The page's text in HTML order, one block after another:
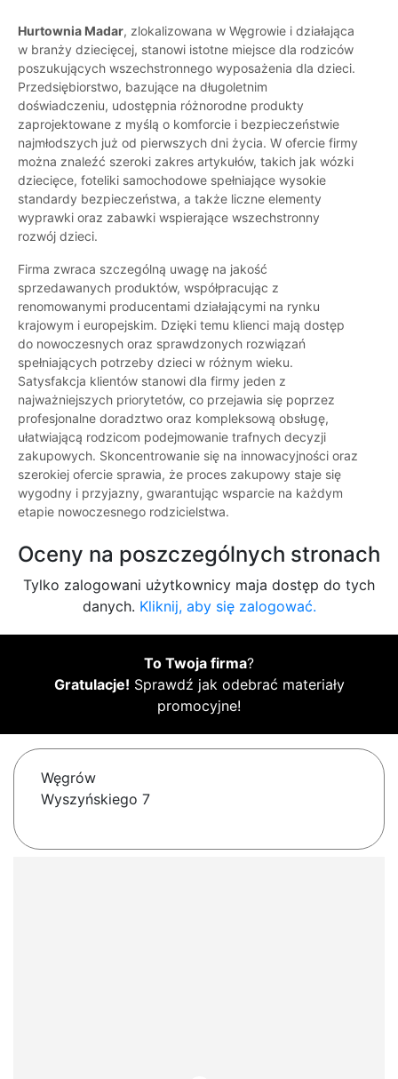
Hurtownia Madar, zlokalizowana w Węgrowie i działająca
w branży dziecięcej, stanowi istotne miejsce dla rodziców
poszukujących wszechstronnego wyposażenia dla dzieci.
Przedsiębiorstwo, bazujące na długoletnim
doświadczeniu, udostępnia różnorodne produkty
zaprojektowane z myślą o komforcie i bezpieczeństwie
najmłodszych już od pierwszych dni życia. W ofercie firmy
można znaleźć szeroki zakres artykułów, takich jak wózki
dziecięce, foteliki samochodowe spełniające wysokie
standardy bezpieczeństwa, a także liczne elementy
wyprawki oraz zabawki wspierające wszechstronny
rozwój dzieci.
Firma zwraca szczególną uwagę na jakość
sprzedawanych produktów, współpracując z
renomowanymi producentami działającymi na rynku
krajowym i europejskim. Dzięki temu klienci mają dostęp
do nowoczesnych oraz sprawdzonych rozwiązań
spełniających potrzeby dzieci w różnym wieku.
Satysfakcja klientów stanowi dla firmy jeden z
najważniejszych priorytetów, co przejawia się poprzez
profesjonalne doradztwo oraz kompleksową obsługę,
ułatwiającą rodzicom podejmowanie trafnych decyzji
zakupowych. Skoncentrowanie się na innowacyjności oraz
szerokiej ofercie sprawia, że proces zakupowy staje się
wygodny i przyjazny, gwarantując wsparcie na każdym
etapie nowoczesnego rodzicielstwa.
Oceny na poszczególnych stronach
Tylko zalogowani użytkownicy maja dostęp do tych
danych. Kliknij, aby się zalogować.
To Twoja firma?
Gratulacje! Sprawdź jak odebrać materiały
promocyjne!
Węgrów
Wyszyńskiego 7